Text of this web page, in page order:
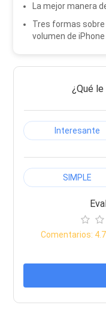
La mejor manera
Tres formas
volumen de iPhone
¿Qué
Interesante
SIMPLE
Comentarios: 4.7